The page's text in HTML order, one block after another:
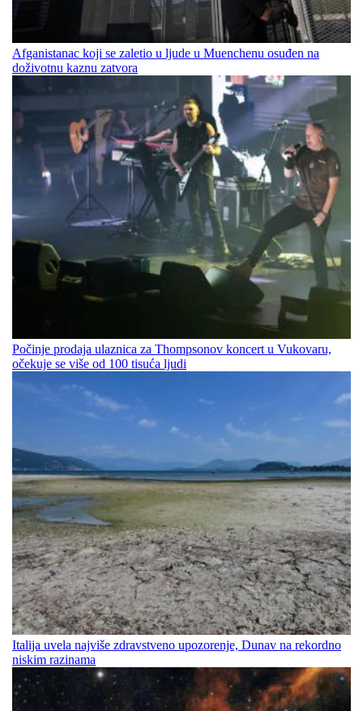
Afganistanac koji se zaletio u ljude u Muenchenu osuđen na
doživotnu kaznu zatvora
Počinje prodaja ulaznica za Thompsonov koncert u Vukovaru,
očekuje se više od 100 tisuća ljudi
Italija uvela najviše zdravstveno upozorenje, Dunav na rekordno
niskim razinama